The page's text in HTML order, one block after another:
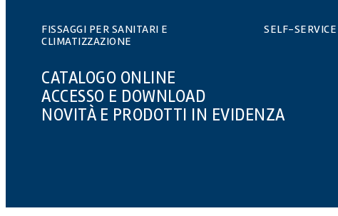
FISSAGGI PER SANITARI E
CLIMATIZZAZIONE
SELF-SERVICE
CATALOGO ONLINE
ACCESSO E DOWNLOAD
NOVITÀ E PRODOTTI IN EVIDENZA